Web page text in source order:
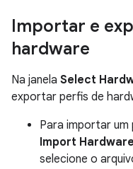
Importar e
hardware
Na janela Select
exportar perfis de
Para importar um
Import
selecione o